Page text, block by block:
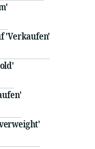
'Verkaufen'